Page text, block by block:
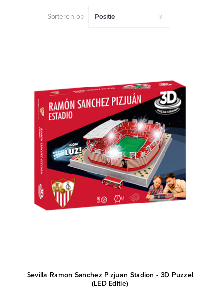
Sorteren op
Sevilla Ramon Sanchez Pizjuan Stadion - 3D Puzzel
(LED Editie)